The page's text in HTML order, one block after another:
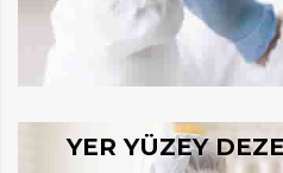
YER YÜZEY